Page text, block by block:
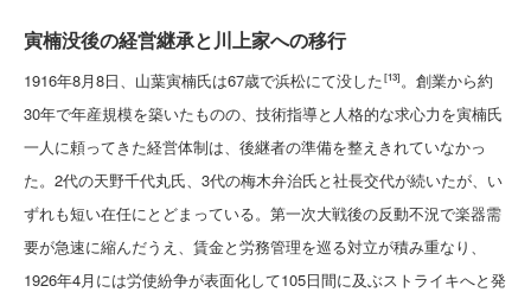
寅楠没後の経営継承と川上家への移行
1916年8月8日、山葉寅楠氏は67歳で浜松にて没した[13]。創業から約
30年で年産規模を築いたものの、技術指導と人格的な求心力を寅楠氏
一人に頼ってきた経営体制は、後継者の準備を整えきれていなかっ
た。2代の天野千代丸氏、3代の梅木弁治氏と社長交代が続いたが、い
ずれも短い在任にとどまっている。第一次大戦後の反動不況で楽器需
要が急速に縮んだうえ、賃金と労務管理を巡る対立が積み重なり、
1926年4月には労使紛争が表面化して105日間に及ぶストライキへと発